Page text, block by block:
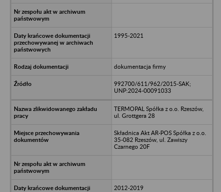
1995-2021
dokumentacja firmy
992700/611/962/2015-SAK;
UNP:2024-00091033
TERMOPAL Spółka z o.o. Rzeszów,
ul. Grottgera 28
Składnica Akt AR-POS Spółka z o.o.
35-082 Rzeszów, ul. Zawiszy
Czarnego 20F
2012-2019